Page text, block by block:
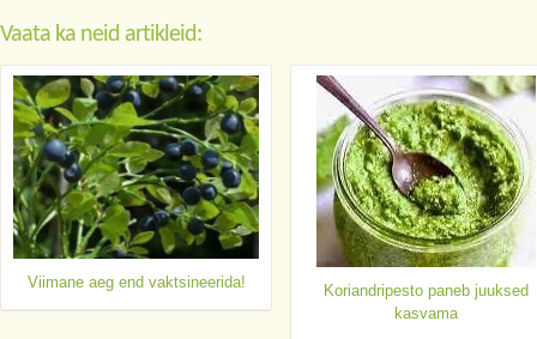
Vaata ka neid artikleid:
Viimane aeg end vaktsineerida!
Koriandripesto paneb juuksed
kasvama